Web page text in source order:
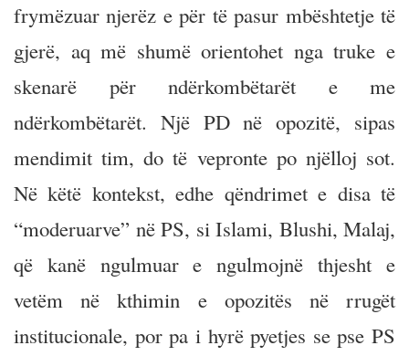
frymëzuar njerëz e për të pasur mbështetje të
gjerë, aq më shumë orientohet nga truke e
skenarë për ndërkombëtarët e me
ndërkombëtarët. Një PD në opozitë, sipas
mendimit tim, do të vepronte po njëlloj sot.
Në këtë kontekst, edhe qëndrimet e disa të
“moderuarve” në PS, si Islami, Blushi, Malaj,
që kanë ngulmuar e ngulmojnë thjesht e
vetëm në kthimin e opozitës në rrugët
institucionale, por pa i hyrë pyetjes se pse PS